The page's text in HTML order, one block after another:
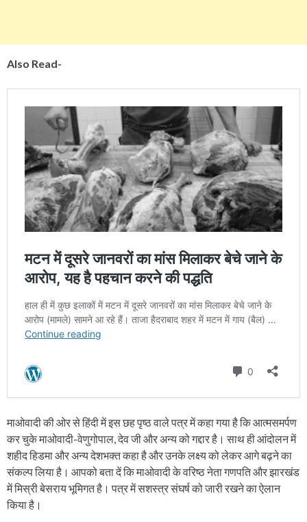
Also Read-
माओवादी की ओर से हिंदी में इस छह पृष्ठ वाले पत्र में कहा गया है कि आत्मसमर्पण
कर चुके माओवादी-वेणुगोपाल, देव जी और अन्य को गद्दार है। साथ ही आंदोलन में
शहीद हिडमा और अन्य देशभक्त कहा है और उनके लक्ष्य को लेकर आगे बढ़ने का
संकल्प लिया है। आपको बता दें कि माओवादी के वरिष्ठ नेता गणपति और झारखंड
में मिस्री बेसराय भूमिगत है। पत्र में सशस्त्र संघर्ष को जारी रखने का ऐलान
किया है।